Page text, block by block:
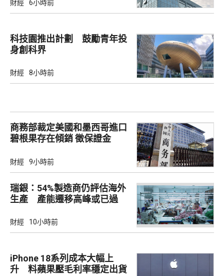
財經 6小時前
科技園推出計劃 鼓勵青年投
身創科界
財經 8小時前
商務部裁定美國和墨西哥進口
碧根果存在傾銷 徵保證金
財經 9小時前
瑞銀：54%製造商仍評估海外
生產 產能遷移高峰或已過
財經 10小時前
iPhone 18系列成本大幅上
升 料蘋果壓毛利率穩定出貨